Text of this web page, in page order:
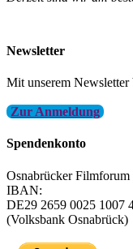
Newsletter
Mit unserem
Zur Anmeldung
Spendenkonto
Osnabrücker Filmforum
IBAN:
DE29 2659 0025 1007
(Volksbank Osnabrück)